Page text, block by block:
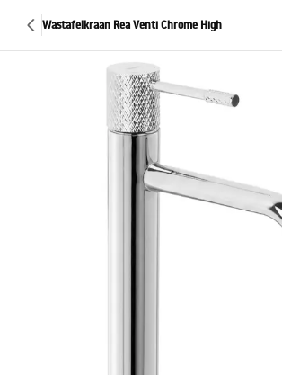
Wastafelkraan Rea Venti Chrome High